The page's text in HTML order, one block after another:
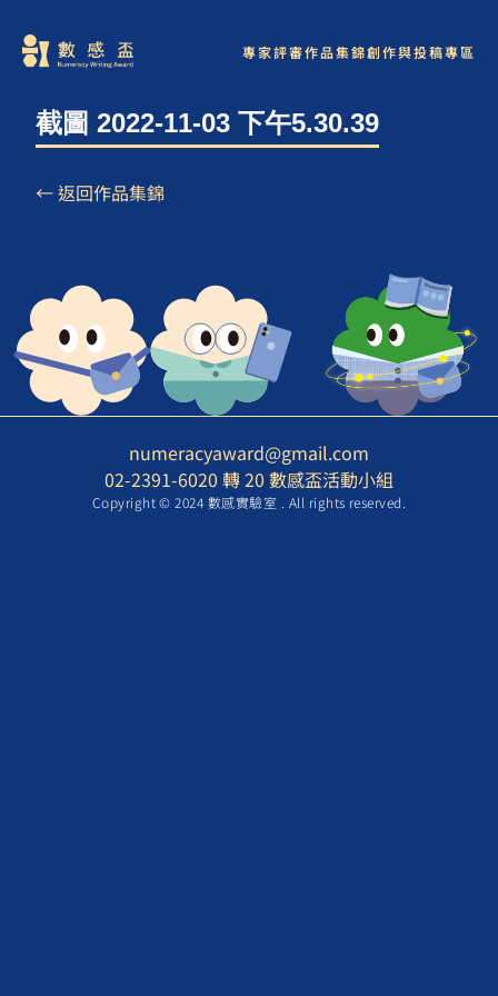
專家評審作品集錦創作與投稿專區
截圖 2022-11-03 下午5.30.39
← 返回作品集錦
numeracyaward@gmail.com
02-2391-6020 轉 20 數感盃活動小組
Copyright © 2024 數感實驗室 . All rights reserved.